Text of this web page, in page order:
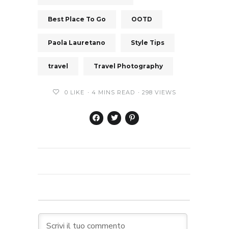
Best Place To Go OOTD
Paola Lauretano Style Tips
travel Travel Photography
0 LIKE 4 MINS READ 298 VIEWS